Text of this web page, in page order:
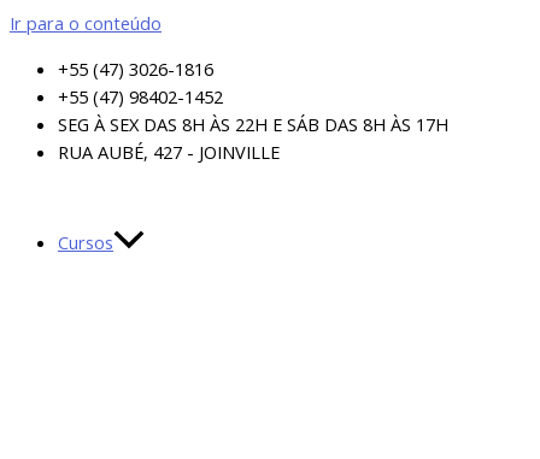
Ir para o conteúdo
+55 (47) 3026-1816
+55 (47) 98402-1452
SEG À SEX DAS 8H ÀS 22H E SÁB DAS 8H ÀS 17H
RUA AUBÉ, 427 - JOINVILLE
Cursos